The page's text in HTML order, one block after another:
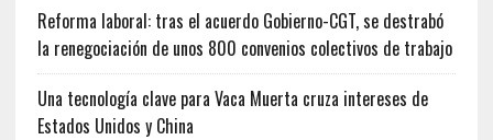
Reforma laboral: tras el acuerdo Gobierno-CGT, se destrabó
la renegociación de unos 800 convenios colectivos de trabajo
Una tecnología clave para Vaca Muerta cruza intereses de
Estados Unidos y China